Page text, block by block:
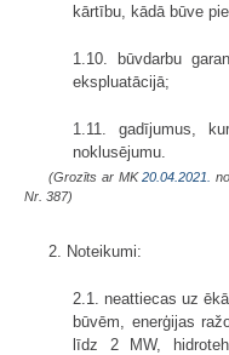
kārtību, kādā būve
1.10. būvdarbu
ekspluatācijā;
1.11. gadījumus,
noklusējumu.
(Grozīts ar MK20.04.2021.
Nr. 387)
2. Noteikumi:
2.1. neattiecas uz
būvēm, enerģijas
līdz 2 MW,